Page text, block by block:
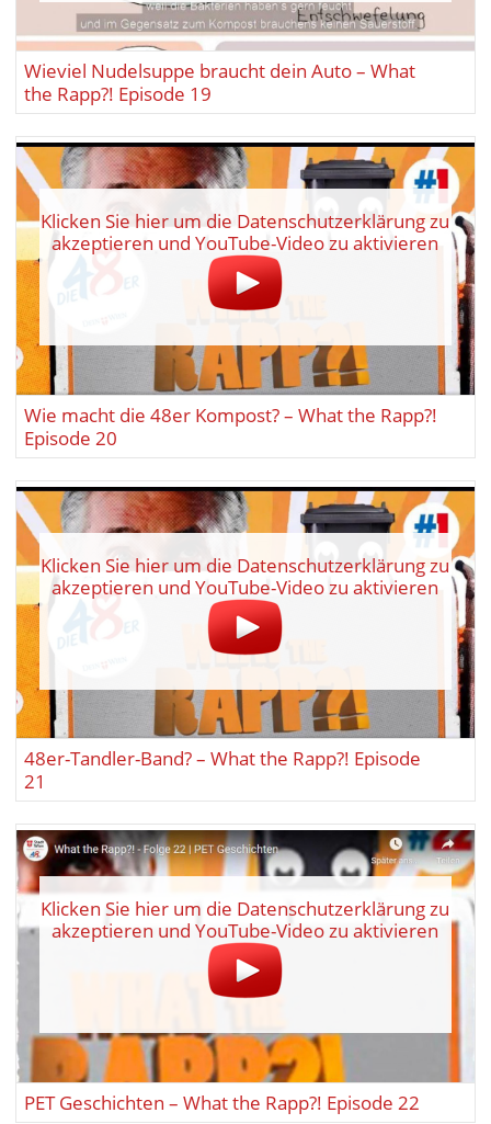
Wieviel Nudelsuppe braucht dein Auto – What
the Rapp?! Episode 19
Klicken Sie hier um die Datenschutzerklärung zu
akzeptieren und YouTube-Video zu aktivieren
Wie macht die 48er Kompost? – What the Rapp?!
Episode 20
Klicken Sie hier um die Datenschutzerklärung zu
akzeptieren und YouTube-Video zu aktivieren
48er-Tandler-Band? – What the Rapp?! Episode
21
Klicken Sie hier um die Datenschutzerklärung zu
akzeptieren und YouTube-Video zu aktivieren
PET Geschichten – What the Rapp?! Episode 22